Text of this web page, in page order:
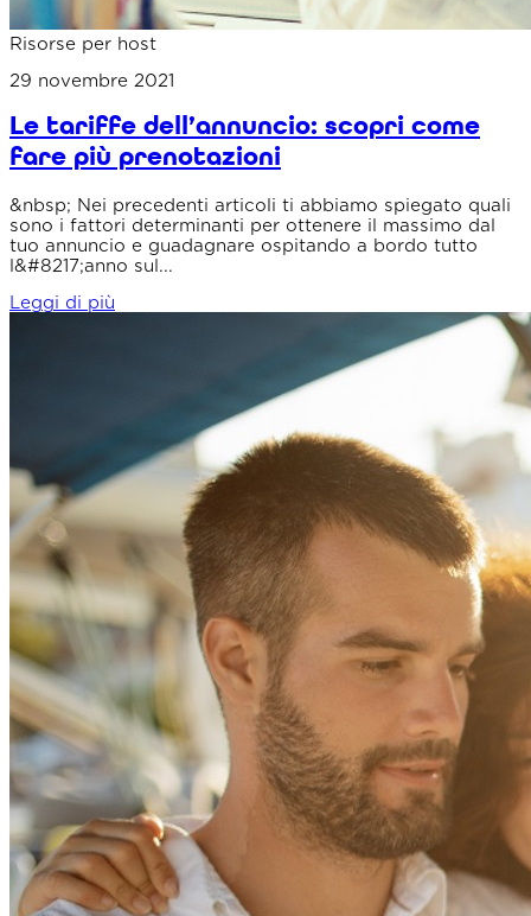
Risorse per host
29 novembre 2021
Le tariffe dell’annuncio: scopri come
fare più prenotazioni
&nbsp; Nei precedenti articoli ti abbiamo spiegato quali
sono i fattori determinanti per ottenere il massimo dal
tuo annuncio e guadagnare ospitando a bordo tutto
l&#8217;anno sul...
Leggi di più